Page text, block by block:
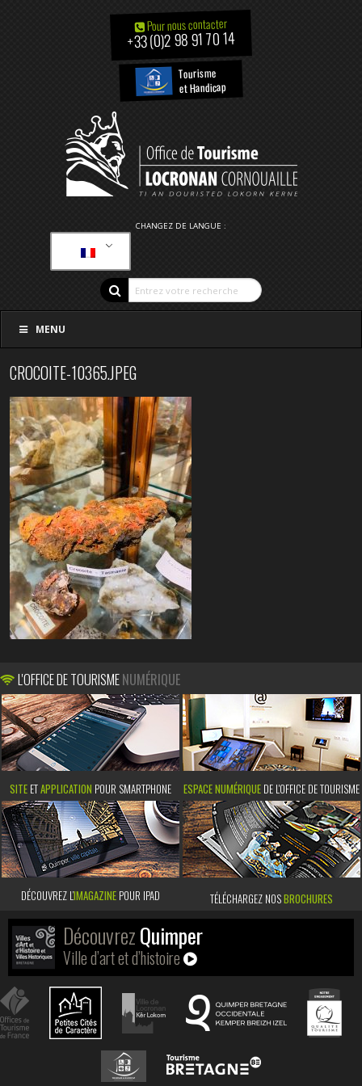
Pour nous contacter
+33 (0)2 98 91 70 14
Tourisme
et Handicap
CHANGEZ DE LANGUE :
MENU
CROCOITE-10365.JPEG
L'OFFICE DE TOURISMENUMÉRIQUE
SITE ETAPPLICATION POUR SMARTPHONE ESPACE NUMÉRIQUE DE L'OFFICE DE TOURISME
DÉCOUVREZ L’IMAGAZINE POUR IPAD TÉLÉCHARGEZ NOSBROCHURES
DécouvrezQuimper
Ville d’art et d’histoire